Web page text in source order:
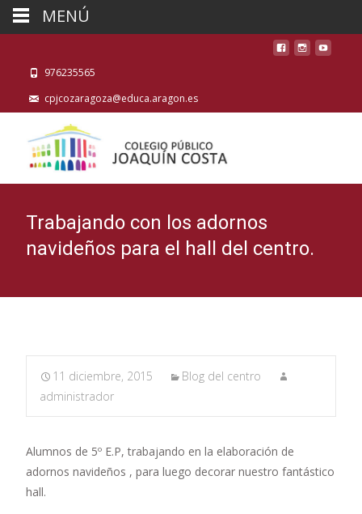
976235565
cpjcozaragoza@educa.aragon.es
Trabajando con los adornos
navideños para el hall del centro.
11 diciembre, 2015
Blog del centro
administrador
Alumnos de 5º E.P, trabajando en la elaboración de
adornos navideños , para luego decorar nuestro fantástico
hall.
MENÚ